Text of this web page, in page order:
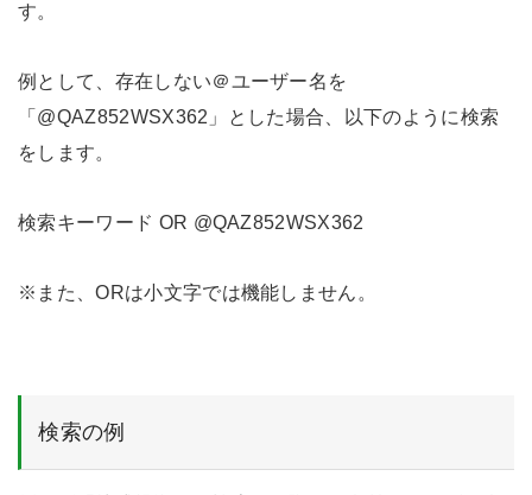
す。
例として、存在しない＠ユーザー名を
「@QAZ852WSX362」とした場合、以下のように検索
をします。
検索キーワード OR @QAZ852WSX362
※また、ORは小文字では機能しません。
検索の例